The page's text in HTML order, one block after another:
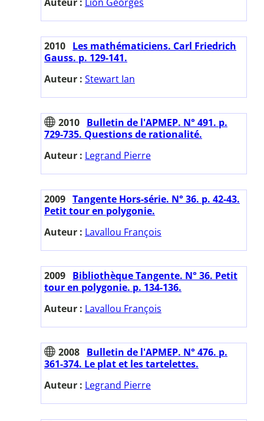
2010 Les mathématiciens. Carl Friedrich
Gauss. p. 129-141.
Auteur : Stewart Ian
2010 Bulletin de l'APMEP. N° 491. p.
729-735. Questions de rationalité.
Auteur : Legrand Pierre
2009 Tangente Hors-série. N° 36. p. 42-43.
Petit tour en polygonie.
Auteur : Lavallou François
2009 Bibliothèque Tangente. N° 36. Petit
tour en polygonie. p. 134-136.
Auteur : Lavallou François
2008 Bulletin de l'APMEP. N° 476. p.
361-374. Le plat et les tartelettes.
Auteur : Legrand Pierre